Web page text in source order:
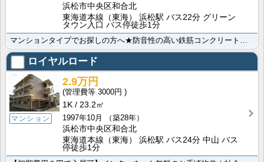
浜松市中央区和合北
東海道本線（東海） 浜松駅 バス22分 グリーン
タウン入口 バス停徒歩1分
マンションタイプでお探しの方へ★防音性の高い鉄筋コンクリート造で音が気になる方にもオススメ！入居した･･･
ロイヤルロード
マンション
2.9万円
3000円
1K
23.2㎡
1997年10月
（築28年）
浜松市中央区和合北
東海道本線（東海） 浜松駅 バス24分 中山 バス
停徒歩1分